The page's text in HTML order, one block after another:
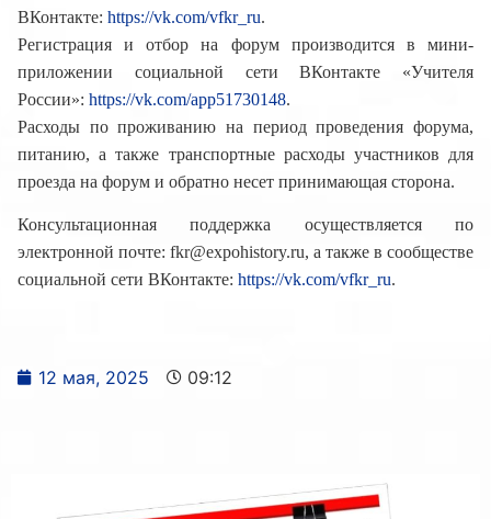
ВКонтакте: https://vk.com/vfkr_ru.
Регистрация и отбор на форум производится в мини-
приложении социальной сети ВКонтакте «Учителя
России»: https://vk.com/app51730148.
Расходы по проживанию на период проведения форума,
питанию, а также транспортные расходы участников для
проезда на форум и обратно несет принимающая сторона.
Консультационная поддержка осуществляется по
электронной почте: fkr@expohistory.ru, а также в сообществе
социальной сети ВКонтакте: https://vk.com/vfkr_ru.
12 мая, 2025 09:12